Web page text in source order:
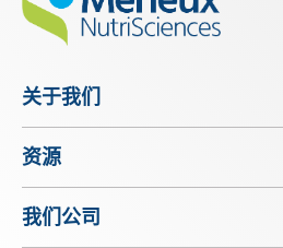
关于我们
资源
我们公司